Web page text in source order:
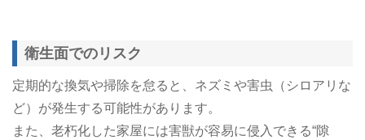
衛生面でのリスク
定期的な換気や掃除を怠ると、ネズミや害虫（シロアリな
ど）が発生する可能性があります。
また、老朽化した家屋には害獣が容易に侵入できる“隙